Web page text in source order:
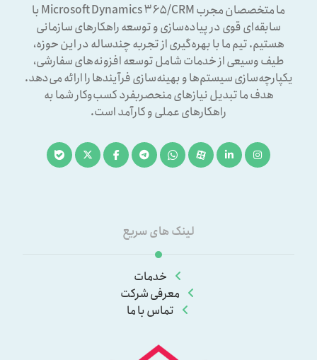
ما متخصصان مجرب Microsoft Dynamics ۳۶۵/CRM با
سابقه‌ای قوی در پیاده‌سازی و توسعه راهکارهای سازمانی
هستیم. تیم ما با بهره‌گیری از تجربه چندساله در این حوزه،
طیف وسیعی از خدمات شامل توسعه افزونه‌های سفارشی،
یکپارچه‌سازی سیستم‌ها و بهینه‌سازی فرآیندها را ارائه می‌دهد.
هدف ما تبدیل نیازهای منحصربفرد کسب‌وکار شما به
راهکارهای عملی و کارآمد است.
لینک های سریع
خدمات
معرفی شرکت
تماس با ما